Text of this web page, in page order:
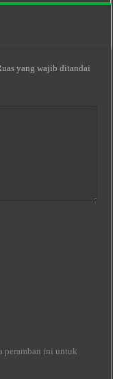
yang wajib ditandai
peramban ini untuk